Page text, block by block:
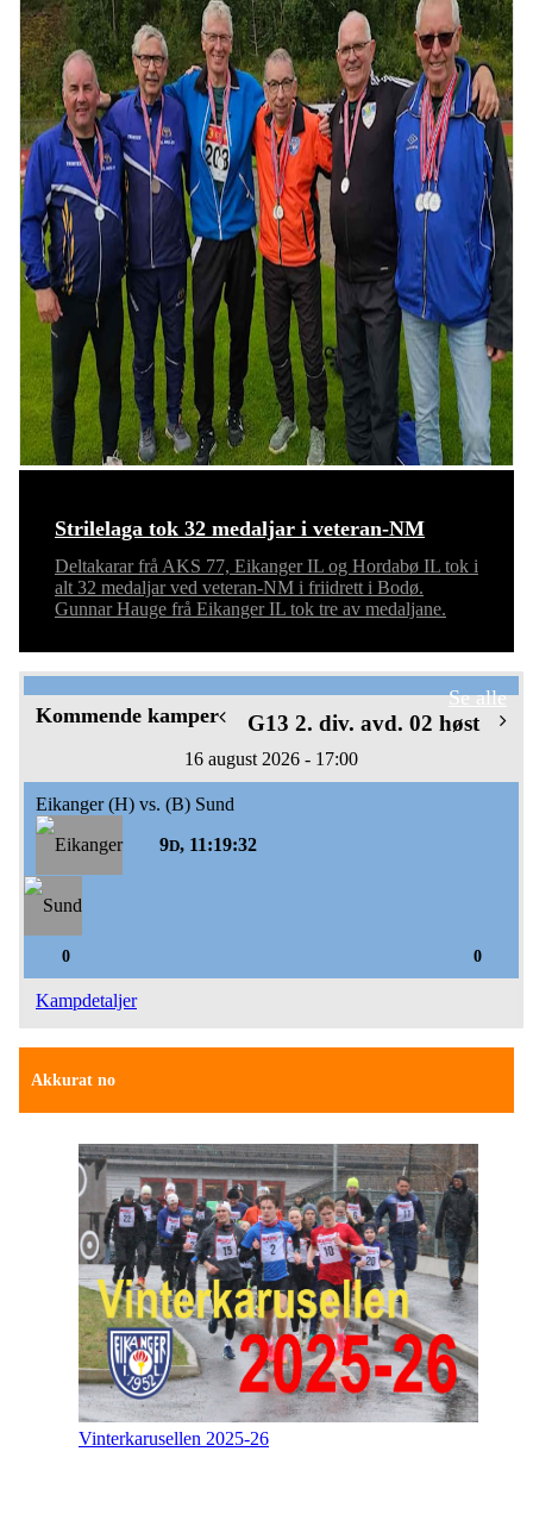
Strilelaga tok 32 medaljar i veteran-NM
Deltakarar frå AKS 77, Eikanger IL og Hordabø IL tok i
alt 32 medaljar ved veteran-NM i friidrett i Bodø.
Gunnar Hauge frå Eikanger IL tok tre av medaljane.
Kommende kamper
Se alle
G13 2. div. avd. 02 høst
16 august 2026 - 17:00
Eikanger (H) vs. (B) Sund
9D, 11:19:32
0
0
Kampdetaljer
Akkurat no
Vinterkarusellen 2025-26